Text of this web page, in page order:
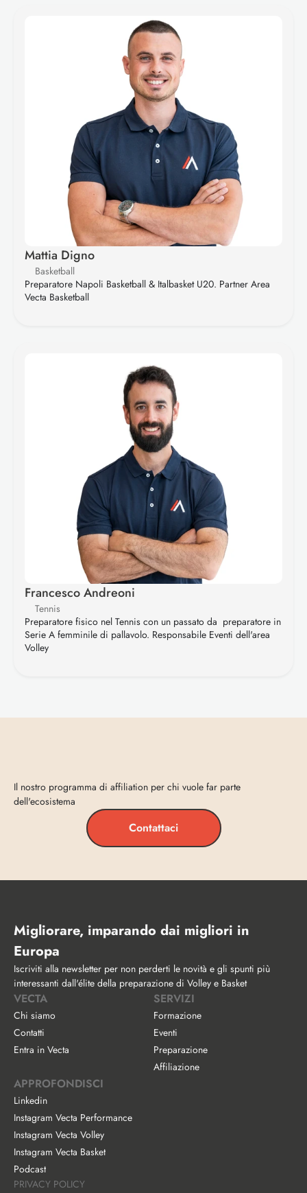
Mattia Digno
Basketball
Preparatore Napoli Basketball & Italbasket U20. Partner Area
Vecta Basketball
Francesco Andreoni
Tennis
Preparatore fisico nel Tennis con un passato da  preparatore in
Serie A femminile di pallavolo. Responsabile Eventi dell'area
Volley
Il nostro programma di affiliation per chi vuole far parte
dell'ecosistema
Contattaci
Migliorare, imparando dai migliori in
Europa
Iscriviti alla newsletter per non perderti le novità e gli spunti più
interessanti dall'élite della preparazione di Volley e Basket
VECTA
Chi siamo
Contatti
Entra in Vecta
SERVIZI
Formazione
Eventi
Preparazione
Affiliazione
APPROFONDISCI
Linkedin
Instagram Vecta Performance
Instagram Vecta Volley
Instagram Vecta Basket
Podcast
PRIVACY POLICY